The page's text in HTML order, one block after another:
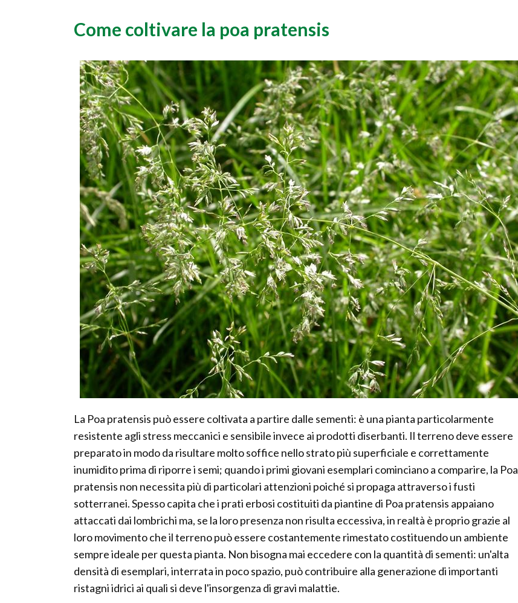
Come coltivare la poa pratensis
La Poa pratensis può essere coltivata a partire dalle sementi: è una pianta particolarmente
resistente agli stress meccanici e sensibile invece ai prodotti diserbanti. Il terreno deve essere
preparato in modo da risultare molto soffice nello strato più superficiale e correttamente
inumidito prima di riporre i semi; quando i primi giovani esemplari cominciano a comparire, la Poa
pratensis non necessita più di particolari attenzioni poiché si propaga attraverso i fusti
sotterranei. Spesso capita che i prati erbosi costituiti da piantine di Poa pratensis appaiano
attaccati dai lombrichi ma, se la loro presenza non risulta eccessiva, in realtà è proprio grazie al
loro movimento che il terreno può essere costantemente rimestato costituendo un ambiente
sempre ideale per questa pianta. Non bisogna mai eccedere con la quantità di sementi: un'alta
densità di esemplari, interrata in poco spazio, può contribuire alla generazione di importanti
ristagni idrici ai quali si deve l'insorgenza di gravi malattie.